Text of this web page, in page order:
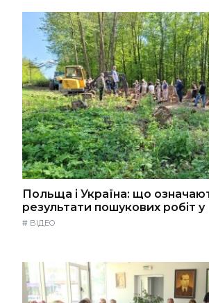
Польща і Україна: що
результати пошукових робіт
# ВІДЕО